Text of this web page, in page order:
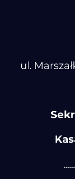
ul.